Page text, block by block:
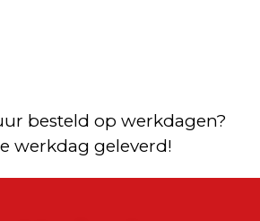
besteld op werkdagen?
werkdag geleverd!